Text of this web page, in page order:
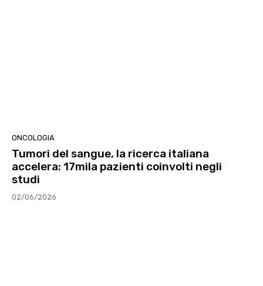
ONCOLOGIA
Tumori del sangue, la ricerca italiana
accelera: 17mila pazienti coinvolti negli
studi
02/06/2026